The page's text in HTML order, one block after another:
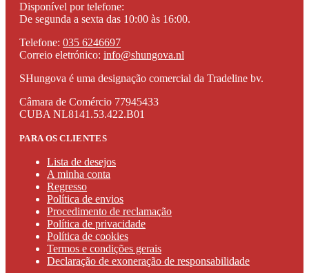
Disponível por telefone:
De segunda a sexta das 10:00 às 16:00.
Telefone: 035 6246697
Correio eletrónico: info@shungova.nl
SHungova é uma designação comercial da Tradeline bv.
Câmara de Comércio 77945433
CUBA NL8141.53.422.B01
PARA OS CLIENTES
Lista de desejos
A minha conta
Regresso
Política de envios
Procedimento de reclamação
Política de privacidade
Política de cookies
Termos e condições gerais
Declaração de exoneração de responsabilidade